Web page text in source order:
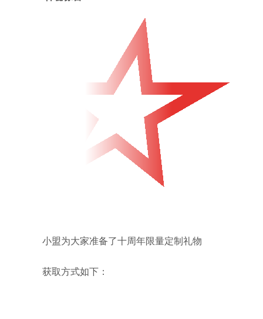
小盟为大家准备了十周年限量定制礼物
获取方式如下：